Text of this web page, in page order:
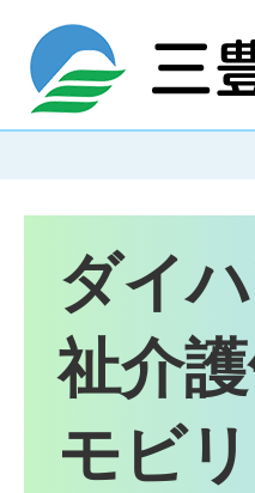
ダイ
祉介
モビ